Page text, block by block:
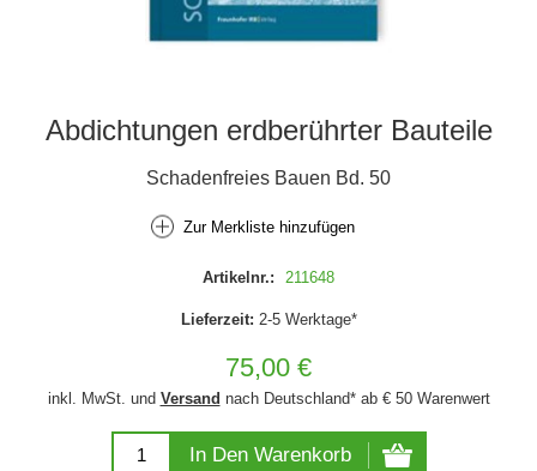
Abdichtungen erdberührter Bauteile
Schadenfreies Bauen Bd. 50
Zur Merkliste hinzufügen
Artikelnr.: 211648
Lieferzeit: 2-5 Werktage*
75,00 €
inkl. MwSt. und Versand nach Deutschland* ab € 50 Warenwert
In Den Warenkorb